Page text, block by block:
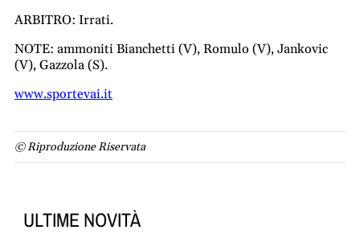
ARBITRO: Irrati.
NOTE: ammoniti Bianchetti (V), Romulo (V), Jankovic
(V), Gazzola (S).
www.sportevai.it
© Riproduzione Riservata
ULTIME NOVITÀ